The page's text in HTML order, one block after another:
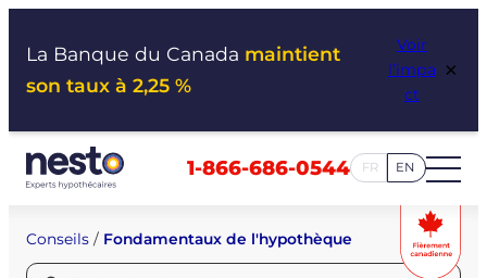
La Banque du Canada maintient
son taux à 2,25 %
Voir
l’impa
ct
×
1-866-686-0544 FR EN
Conseils / Fondamentaux de l'hypothèque